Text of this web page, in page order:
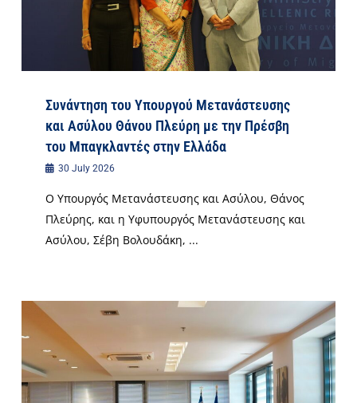
Συνάντηση του Υπουργού Μετανάστευσης
και Ασύλου Θάνου Πλεύρη με την Πρέσβη
του Μπαγκλαντές στην Ελλάδα
30 July 2026
Ο Υπουργός Μετανάστευσης και Ασύλου, Θάνος
Πλεύρης, και η Υφυπουργός Μετανάστευσης και
Ασύλου, Σέβη Βολουδάκη, ...